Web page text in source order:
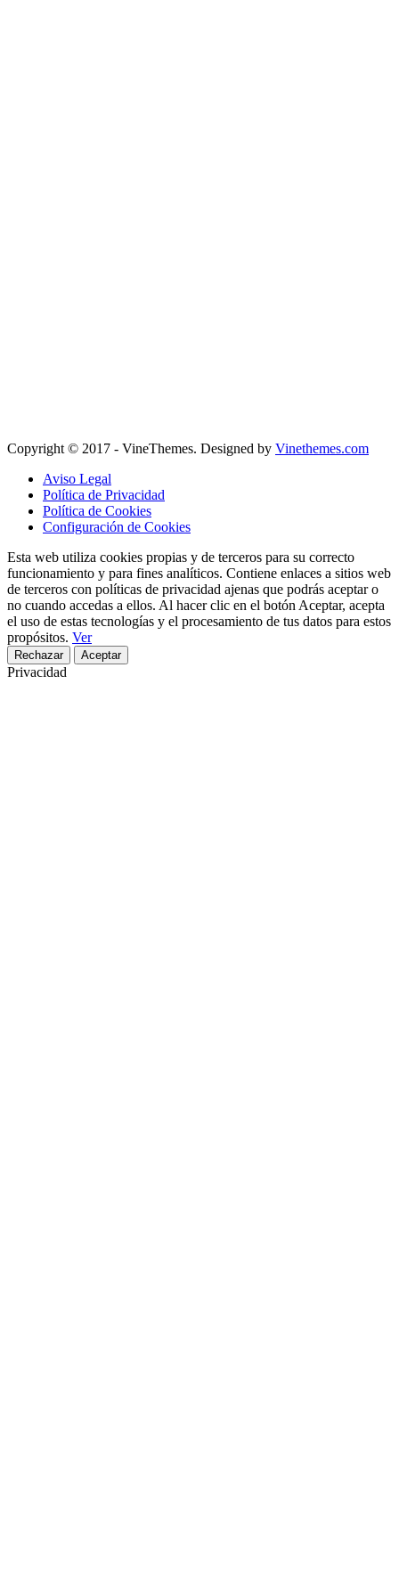
Copyright © 2017 - VineThemes. Designed by Vinethemes.com
Aviso Legal
Política de Privacidad
Política de Cookies
Configuración de Cookies
Esta web utiliza cookies propias y de terceros para su correcto
funcionamiento y para fines analíticos. Contiene enlaces a sitios web
de terceros con políticas de privacidad ajenas que podrás aceptar o
no cuando accedas a ellos. Al hacer clic en el botón Aceptar, acepta
el uso de estas tecnologías y el procesamiento de tus datos para estos
propósitos. Ver
Rechazar Aceptar
Privacidad